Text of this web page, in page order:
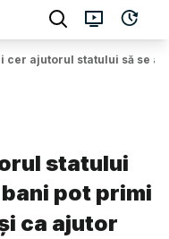
cer ajutorul statului să se
statului
pot primi
ca ajutor